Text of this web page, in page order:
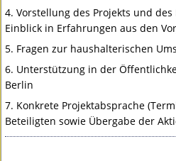
4. Vorstellung des Projekts und
Einblick in Erfahrungen aus den
5. Fragen zur haushalterischen
6. Unterstützung in der
Berlin
7. Konkrete Projektabsprache
Beteiligten sowie Übergabe der